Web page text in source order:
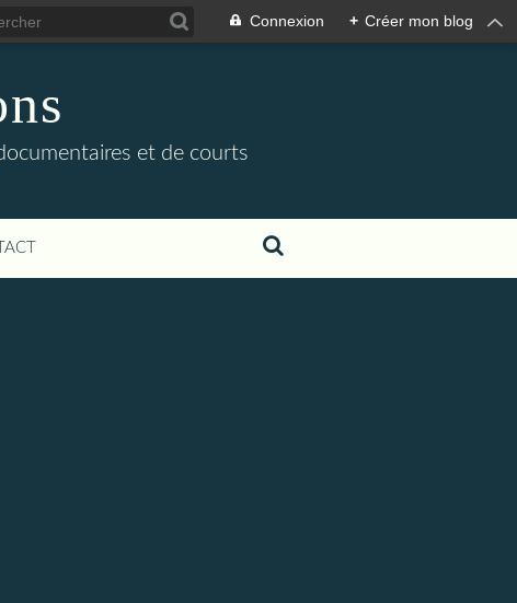
Connexion + Créer mon blog
et de courts